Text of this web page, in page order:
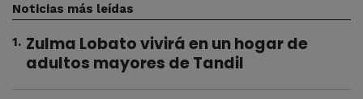
Noticias más leídas
1. Zulma Lobato vivirá en un hogar de
adultos mayores de Tandil